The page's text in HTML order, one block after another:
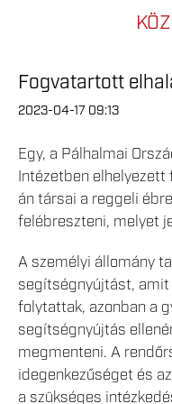
Fogvatartott
2023-04-17 09:13
Egy, a Pálhalmai
Intézetben
án társai a reggeli
felébreszteni, melyet
A személyi állomány
segítségnyújtást, amit
folytattak, azonban a
segítségnyújtás
megmenteni. A
idegenkezűséget és
a szükséges